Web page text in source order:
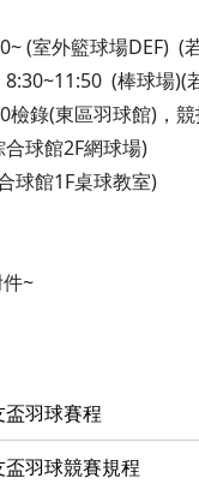
(室外籃球場DEF) (
(棒球場)(
檢錄(東區羽球館)，
球館2F網球場)
球館1F桌球教室)
~
羽球賽程
羽球競賽規程